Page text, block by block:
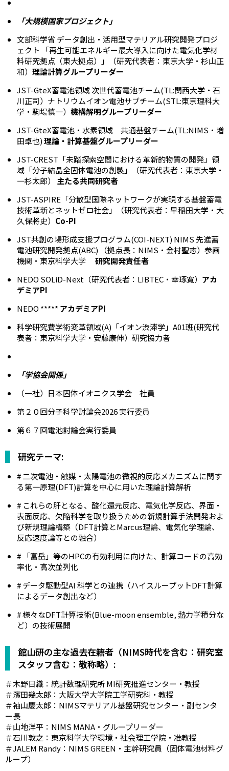
「大規模国家プロジェクト」
文部科学省 データ創出・活用型マテリアル研究開発プロジ
ェクト 「再生可能エネルギー最大導入に向けた電気化学材
料研究拠点（東大拠点）」（研究代表者：東京大学・杉山正
和） 理論計算グループリーダー
JST-GteX蓄電池領域 次世代蓄電池チーム(TL:関西大学・石
川正司）ナトリウムイオン電池サブチーム(STL:東京理科大
学・駒場慎一） 機構解明グループリーダー
JST-GteX蓄電池・水素領域 共通基盤チーム(TL:NIMS・増
田卓也)理論・計算基盤グループリーダー
JST-CREST「未踏探索空間における革新的物質の開発」領
域「分子結晶全固体電池の創製」（研究代表者：東京大学・
一杉太郎） 主たる共同研究者
JST-ASPIRE「分散型国際ネットワークが実現する基盤蓄電
技術革新とネットゼロ社会」（研究代表者：早稲田大学・大
久保將史） Co-PI
JST共創の場形成支援プログラム(COI-NEXT) NIMS 先進蓄
電池研究開発拠点(ABC) （拠点長：NIMS・金村聖志）参画
機関・東京科学大学
研究開発責任者
NEDO SOLiD-Next（研究代表者：LIBTEC・幸琢寛） アカ
デミアPI
NEDO ***** アカデミアPI
科学研究費学術変革領域(A)「イオン渋滞学」A01班(研究代
表者：東京科学大学・安藤康伸）研究協力者
「学協会関係」
（一社）日本固体イオニクス学会 社員
第２０回分子科学討論会2026 実行委員
第６７回電池討論会実行委員
研究テーマ:
# 二次電池・触媒・太陽電池の微視的反応メカニズムに関す
る第一原理(DFT)計算を中心に用いた理論計算解析
# これらの肝となる、酸化還元反応、電気化学反応、界面・
表面反応、欠陥科学を取り扱うための新規計算手法開発およ
び新規理論構築（DFT計算とMarcus理論、電気化学理論、
反応速度論等との融合）
# 「富岳」等のHPCの有効利用に向けた、計算コードの高効
率化・高次並列化
# データ駆動型AI 科学との連携（ハイスループットDFT計算
によるデータ創出など）
# 様々なDFT計算技術(Blue-moon ensemble, 熱力学積分な
ど）の技術展開
館山研の主な過去在籍者（NIMS時代を含む：研究室
スタッフ含む：敬称略）:
＃木野日織：統計数理研究所 MI研究推進センター・教授
＃濱田幾太郎：大阪大学大学院工学研究科・教授
＃袖山慶太郎：NIMSマテリアル基盤研究センター・副センタ
ー長
＃山地洋平：NIMS MANA・グループリーダー
＃石川敦之：東京科学大学環境・社会理工学院・准教授
＃JALEM Randy：NIMS GREEN・主幹研究員（固体電池材料グ
ループ）